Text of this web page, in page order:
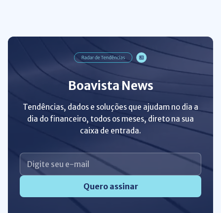
Boavista News
Tendências, dados e soluções que ajudam no dia a
dia do financeiro, todos os meses, direto na sua
caixa de entrada.
Quero assinar